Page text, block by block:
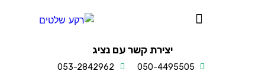
יצירת קשר עם נציג
050-4495505
053-2842962